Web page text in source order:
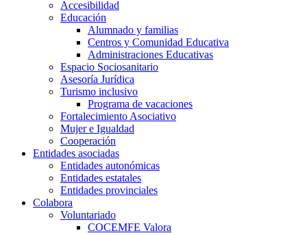
Accesibilidad
Educación
Alumnado y familias
Centros y Comunidad Educativa
Administraciones Educativas
Espacio Sociosanitario
Asesoría Jurídica
Turismo inclusivo
Programa de vacaciones
Fortalecimiento Asociativo
Mujer e Igualdad
Cooperación
Entidades asociadas
Entidades autonómicas
Entidades estatales
Entidades provinciales
Colabora
Voluntariado
COCEMFE Valora